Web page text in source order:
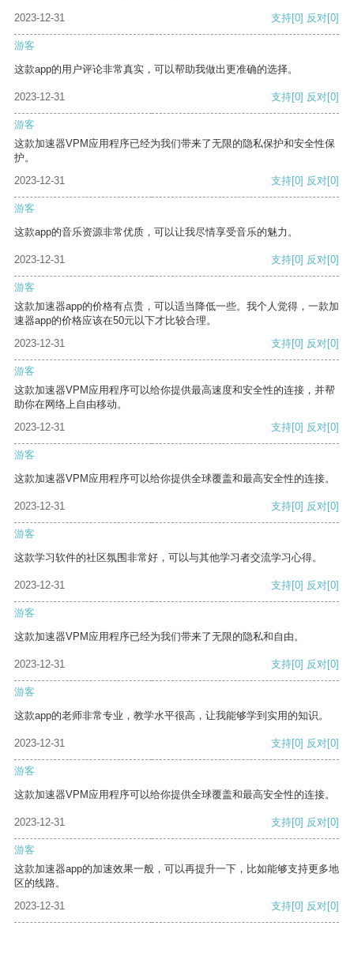
2023-12-31 支持[0] 反对[0]
游客
这款app的用户评论非常真实，可以帮助我做出更准确的选择。
2023-12-31 支持[0] 反对[0]
游客
这款加速器VPM应用程序已经为我们带来了无限的隐私保护和安全性保
护。
2023-12-31
支持[0] 反对[0]
游客
这款app的音乐资源非常优质，可以让我尽情享受音乐的魅力。
2023-12-31 支持[0] 反对[0]
游客
这款加速器app的价格有点贵，可以适当降低一些。我个人觉得，一款加
速器app的价格应该在50元以下才比较合理。
2023-12-31
支持[0] 反对[0]
游客
这款加速器VPM应用程序可以给你提供最高速度和安全性的连接，并帮
助你在网络上自由移动。
2023-12-31
支持[0] 反对[0]
游客
这款加速器VPM应用程序可以给你提供全球覆盖和最高安全性的连接。
2023-12-31 支持[0] 反对[0]
游客
这款学习软件的社区氛围非常好，可以与其他学习者交流学习心得。
2023-12-31 支持[0] 反对[0]
游客
这款加速器VPM应用程序已经为我们带来了无限的隐私和自由。
2023-12-31 支持[0] 反对[0]
游客
这款app的老师非常专业，教学水平很高，让我能够学到实用的知识。
2023-12-31 支持[0] 反对[0]
游客
这款加速器VPM应用程序可以给你提供全球覆盖和最高安全性的连接。
2023-12-31 支持[0] 反对[0]
游客
这款加速器app的加速效果一般，可以再提升一下，比如能够支持更多地
区的线路。
2023-12-31
支持[0] 反对[0]